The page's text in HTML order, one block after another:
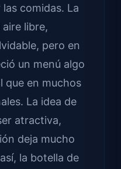
comidas. La
libre,
pero en
un menú algo
que en muchos
La idea de
atractiva,
deja mucho
la botella de